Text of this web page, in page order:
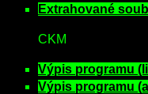
Extrahované
CKM
Výpis programu
Výpis programu